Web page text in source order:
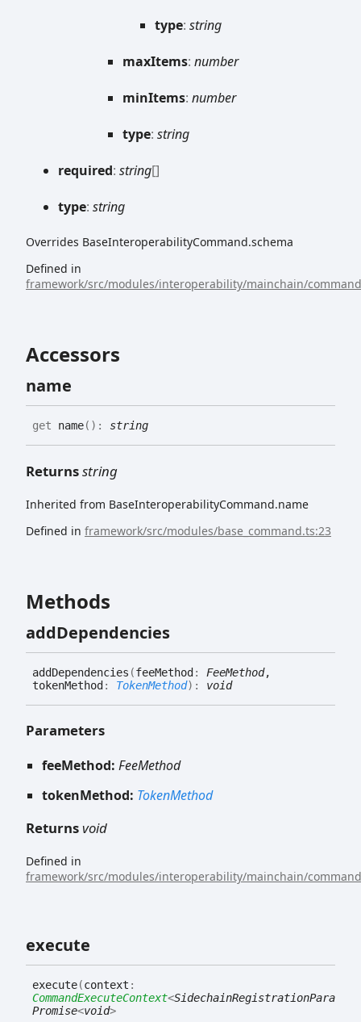
type: string
maxItems: number
minItems: number
type: string
required: string[]
type: string
Overrides BaseInteroperabilityCommand.schema
Defined in
framework/src/modules/interoperability/mainchain/
Accessors
name
get name( ) : string
Returnsstring
Inherited from BaseInteroperabilityCommand.name
Defined in framework/src/modules/base_command.ts:23
Methods
addDependencies
addDependencies (feeMethod : FeeMethod,
tokenMethod : TokenMethod) : void
Parameters
feeMethod: FeeMethod
tokenMethod: TokenMethod
Returnsvoid
Defined in
framework/src/modules/interoperability/mainchain/
execute
execute(context :
CommandExecuteContext<SidechainRegistrationParams
Promise<void>